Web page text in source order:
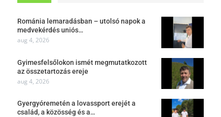
Románia lemaradásban – utolsó napok a
medvekérdés uniós…
aug 4, 2026
Gyimesfelsőlokon ismét megmutatkozott
az összetartozás ereje
aug 4, 2026
Gyergyóremetén a lovassport erejét a
család, a közösség és a…